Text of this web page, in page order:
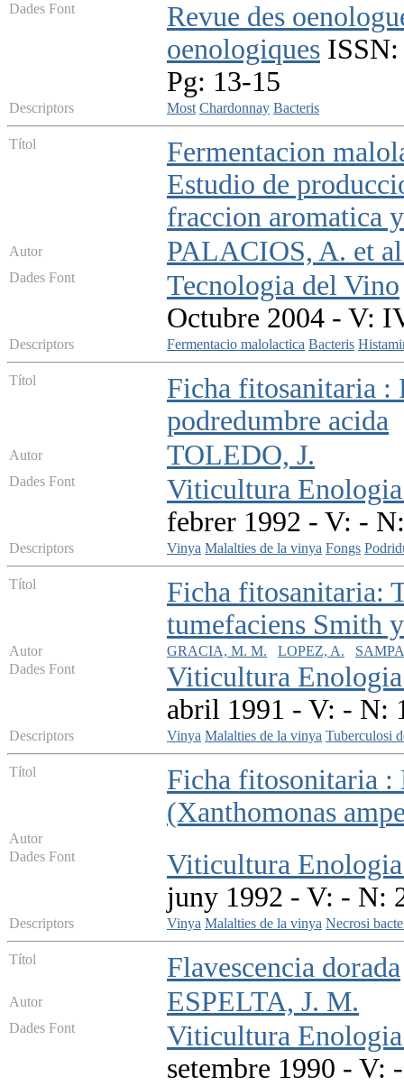
Dades Font
Revue des
oenologiques
Pg: 13-15
Descriptors Most Chardonnay Bacteris
Títol
Fermentacion
Estudio de
fraccion aromatica
Autor PALACIOS, A. et
Dades Font Tecnologia del Vino
Octubre 2004 - V:
Descriptors Fermentacio malolactica Bacteris
Títol
Ficha fitosanitaria :
podredumbre acida
Autor TOLEDO, J.
Dades Font
Viticultura
febrer 1992 - V: -
Descriptors Vinya Malalties de la vinya Fongs
Títol
Ficha fitosanitaria:
tumefaciens Smith
Autor GRACIA, M. M. LOPEZ, A.
Dades Font
Viticultura
abril 1991 - V: - N:
Descriptors Vinya Malalties de la vinya Tuberculosi
Títol
Ficha fitosonitaria :
(Xanthomonas
Autor
Dades Font
Viticultura
juny 1992 - V: - N:
Descriptors Vinya Malalties de la vinya Necrosi
Títol Flavescencia dorada
Autor ESPELTA, J. M.
Dades Font
Viticultura
setembre 1990 - V: